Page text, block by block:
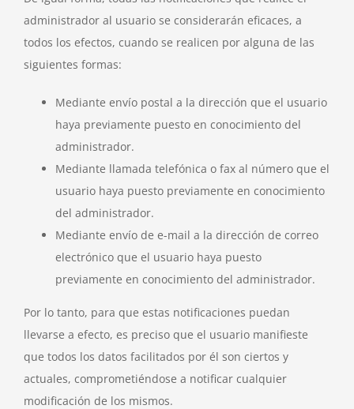
administrador al usuario se considerarán eficaces, a
todos los efectos, cuando se realicen por alguna de las
siguientes formas:
Mediante envío postal a la dirección que el usuario
haya previamente puesto en conocimiento del
administrador.
Mediante llamada telefónica o fax al número que el
usuario haya puesto previamente en conocimiento
del administrador.
Mediante envío de e-mail a la dirección de correo
electrónico que el usuario haya puesto
previamente en conocimiento del administrador.
Por lo tanto, para que estas notificaciones puedan
llevarse a efecto, es preciso que el usuario manifieste
que todos los datos facilitados por él son ciertos y
actuales, comprometiéndose a notificar cualquier
modificación de los mismos.